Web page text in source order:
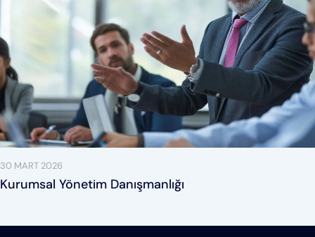
30 MART 2026
Kurumsal Yönetim Danışmanlığı